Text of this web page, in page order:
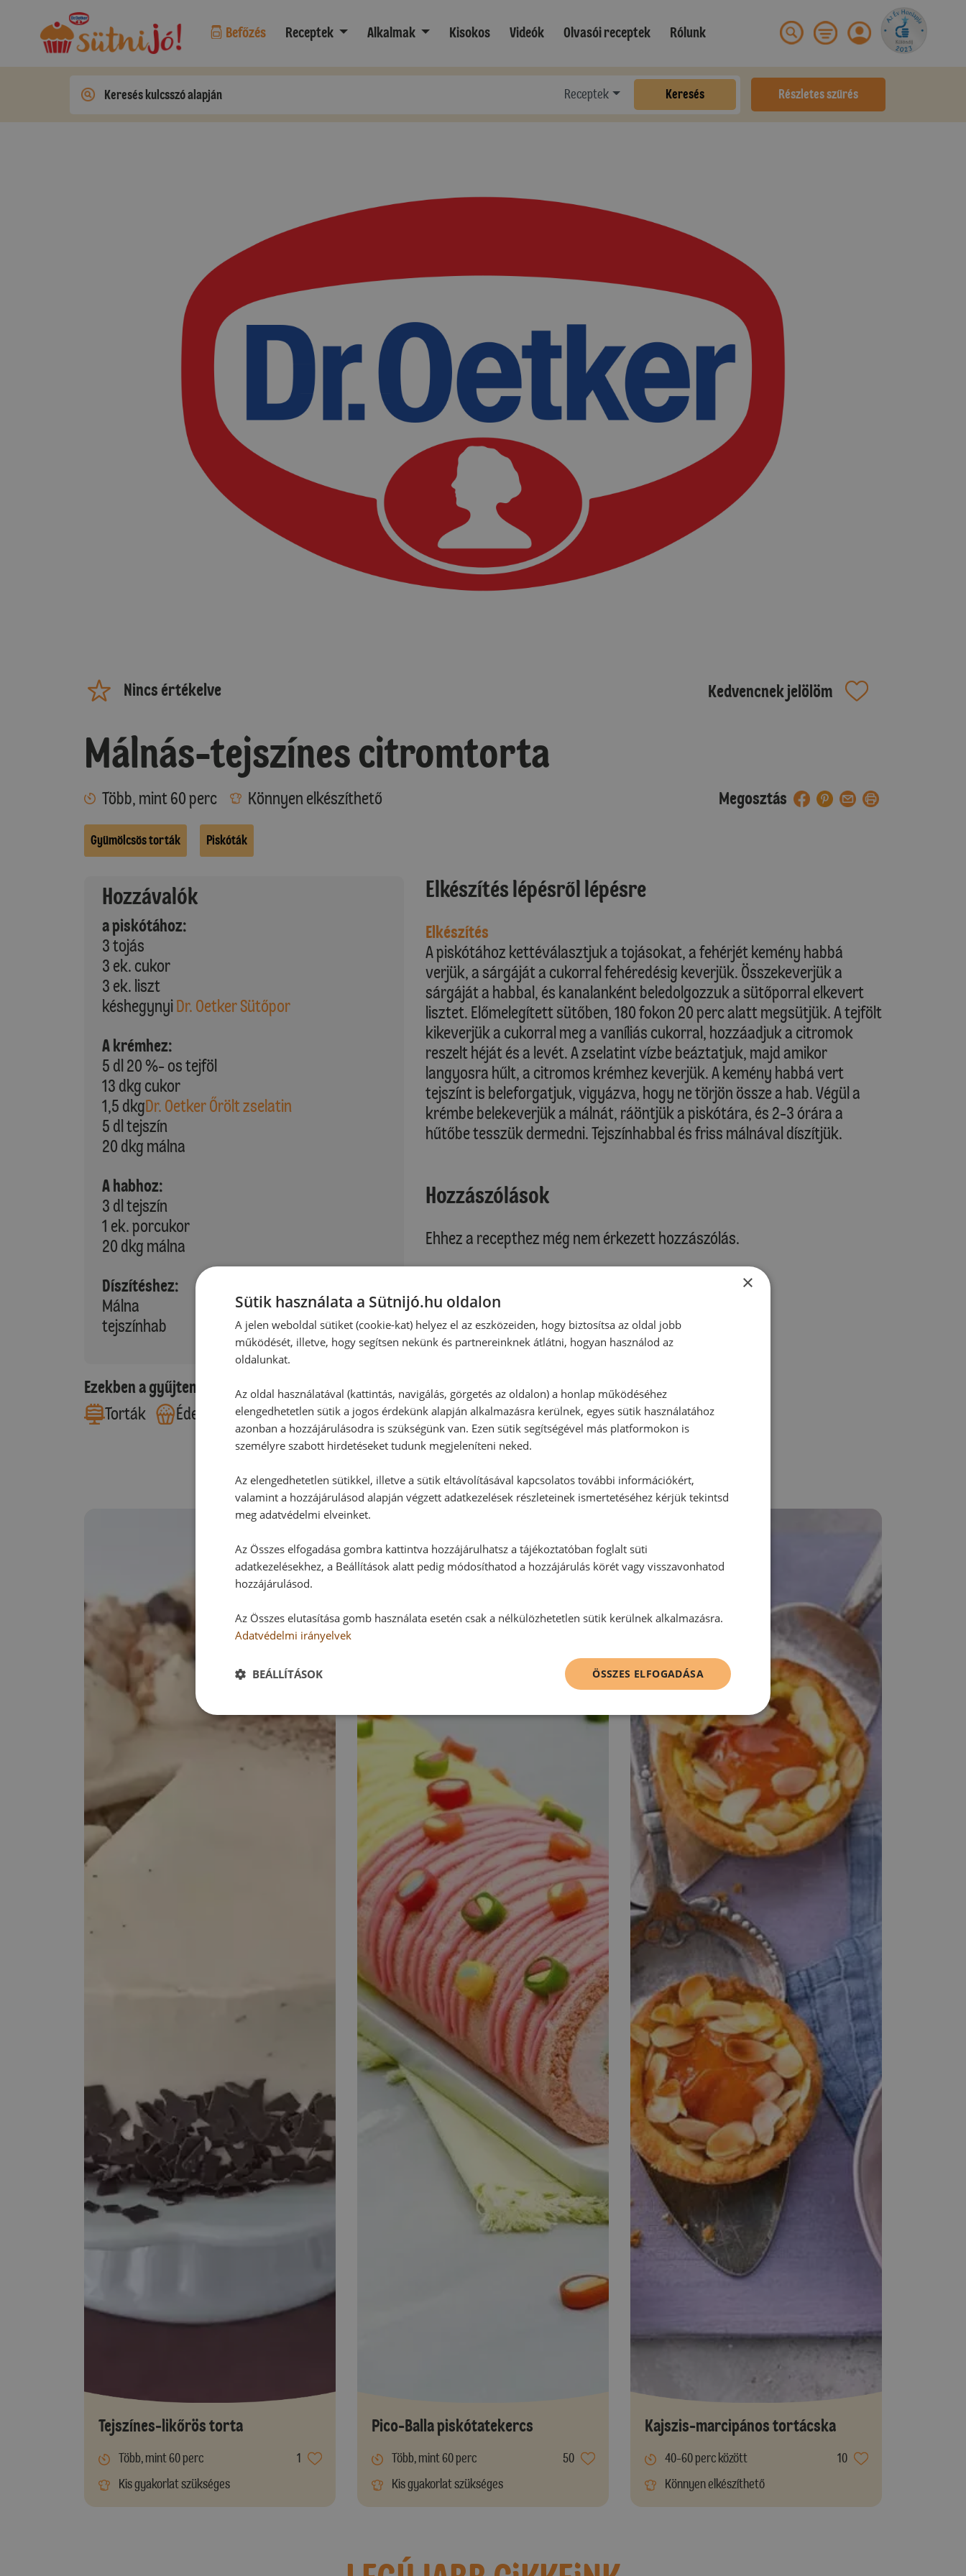
Befőzés Receptek Alkalmak Kisokos Videók Olvasói receptek Rólunk
Receptek Keresés Részletes szűrés
Nincs értékelve Kedvencnek jelölöm
Málnás-tejszínes citromtorta
Több, mint 60 perc Könnyen elkészíthető Megosztás
Gyümölcsös torták Piskóták
Hozzávalók
a piskótához:
3 tojás
3 ek. cukor
3 ek. liszt
késhegynyiDr. Oetker Sütőpor
A krémhez:
5 dl 20 %- os tejföl
13 dkg cukor
1,5 dkgDr. Oetker Őrölt zselatin
5 dl tejszín
20 dkg málna
A habhoz:
3 dl tejszín
1 ek. porcukor
20 dkg málna
Díszítéshez:
Málna
tejszínhab
Ezekben a gyűjteményekben található:
Torták
Édes sütemények
Elkészítés lépésről lépésre
Elkészítés
A piskótához kettéválasztjuk a tojásokat, a fehérjét kemény habbá
verjük, a sárgáját a cukorral fehéredésig keverjük. Összekeverjük a
sárgáját a habbal, és kanalanként beledolgozzuk a sütőporral elkevert
lisztet. Előmelegített sütőben, 180 fokon 20 perc alatt megsütjük. A tejfölt
kikeverjük a cukorral meg a vaníliás cukorral, hozzáadjuk a citromok
reszelt héját és a levét. A zselatint vízbe beáztatjuk, majd amikor
langyosra hűlt, a citromos krémhez keverjük. A kemény habbá vert
tejszínt is beleforgatjuk, vigyázva, hogy ne törjön össze a hab. Végül a
krémbe belekeverjük a málnát, ráöntjük a piskótára, és 2-3 órára a
hűtőbe tesszük dermedni. Tejszínhabbal és friss málnával díszítjük.
Hozzászólások
Ehhez a recepthez még nem érkezett hozzászólás.
Hozzászólás írása
Vélemény írásához, kérjük,jelentkezz be!
RECEPTAJÁNLÓ
Tejszínes-likőrös torta
Több, mint 60 perc
1
Kis gyakorlat szükséges
Pico-Balla piskótatekercs
Több, mint 60 perc
50
Kis gyakorlat szükséges
Kajszis-marcipános tortácska
40-60 perc között
10
Könnyen elkészíthető
×
Sütik használata a Sütnijó.hu oldalon
A jelen weboldal sütiket (cookie-kat) helyez el az eszközeiden, hogy biztosítsa az oldal jobb
működését, illetve, hogy segítsen nekünk és partnereinknek átlátni, hogyan használod az
oldalunkat.
Az oldal használatával (kattintás, navigálás, görgetés az oldalon) a honlap működéséhez
elengedhetetlen sütik a jogos érdekünk alapján alkalmazásra kerülnek, egyes sütik használatához
azonban a hozzájárulásodra is szükségünk van. Ezen sütik segítségével más platformokon is
személyre szabott hirdetéseket tudunk megjeleníteni neked.
Az elengedhetetlen sütikkel, illetve a sütik eltávolításával kapcsolatos további információkért,
valamint a hozzájárulásod alapján végzett adatkezelések részleteinek ismertetéséhez kérjük tekintsd
meg adatvédelmi elveinket.
Az Összes elfogadása gombra kattintva hozzájárulhatsz a tájékoztatóban foglalt süti
adatkezelésekhez, a Beállítások alatt pedig módosíthatod a hozzájárulás körét vagy visszavonhatod
hozzájárulásod.
Az Összes elutasítása gomb használata esetén csak a nélkülözhetetlen sütik kerülnek alkalmazásra.
Adatvédelmi irányelvek
ÖSSZES ELFOGADÁSA
BEÁLLÍTÁSOK